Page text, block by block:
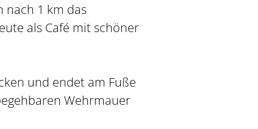
nach 1 km das
als Café mit schöner
und endet am Fuße
Wehrmauer